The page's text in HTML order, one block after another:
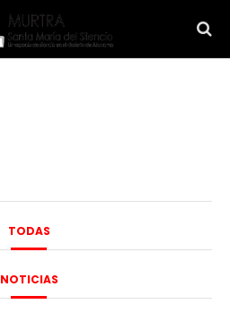
TODAS
NOTICIAS